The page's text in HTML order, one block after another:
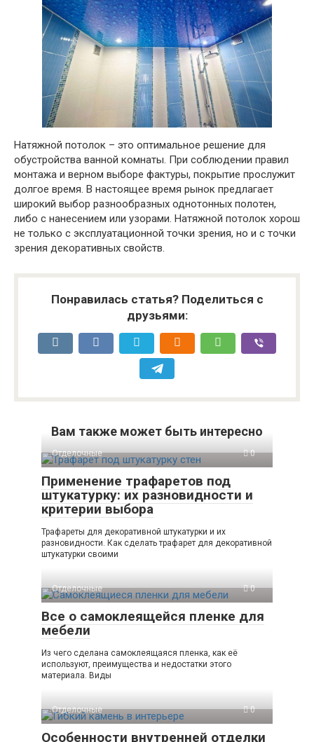
Натяжной потолок – это оптимальное решение для
обустройства ванной комнаты. При соблюдении правил
монтажа и верном выборе фактуры, покрытие прослужит
долгое время. В настоящее время рынок предлагает
широкий выбор разнообразных однотонных полотен,
либо с нанесением или узорами. Натяжной потолок хорош
не только с эксплуатационной точки зрения, но и с точки
зрения декоративных свойств.
Понравилась статья? Поделиться с
друзьями:
Вам также может быть интересно
Отделочные 0
Применение трафаретов под
штукатурку: их разновидности и
критерии выбора
Трафареты для декоративной штукатурки и их
разновидности. Как сделать трафарет для декоративной
штукатурки своими
Отделочные 0
Все о самоклеящейся пленке для
мебели
Из чего сделана самоклеящаяся пленка, как её
используют, преимущества и недостатки этого
материала. Виды
Отделочные 0
Особенности внутренней отделки